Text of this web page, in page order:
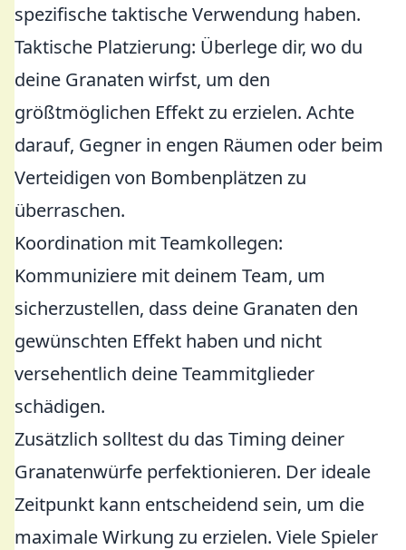
spezifische taktische Verwendung haben.
Taktische Platzierung: Überlege dir, wo du
deine Granaten wirfst, um den
größtmöglichen Effekt zu erzielen. Achte
darauf, Gegner in engen Räumen oder beim
Verteidigen von Bombenplätzen zu
überraschen.
Koordination mit Teamkollegen:
Kommuniziere mit deinem Team, um
sicherzustellen, dass deine Granaten den
gewünschten Effekt haben und nicht
versehentlich deine Teammitglieder
schädigen.
Zusätzlich solltest du das Timing deiner
Granatenwürfe perfektionieren. Der ideale
Zeitpunkt kann entscheidend sein, um die
maximale Wirkung zu erzielen. Viele Spieler